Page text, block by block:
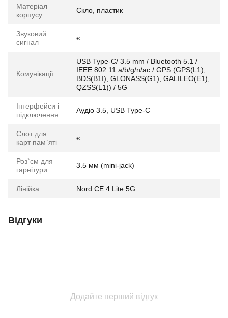
Матеріал
корпусу
Скло, пластик
Звуковий
сигнал
є
Комунікації
USB Type-C/ 3.5 mm / Bluetooth 5.1 /
IEEE 802.11 a/b/g/n/ac / GPS (GPS(L1),
BDS(B1I), GLONASS(G1), GALILEO(E1),
QZSS(L1)) / 5G
Інтерфейси і
підключення
Аудіо 3.5, USB Type-C
Слот для
карт пам`яті
є
Роз`єм для
гарнітури
3.5 мм (mini-jack)
Лінійка Nord CE 4 Lite 5G
Відгуки
Додайте перший відгук